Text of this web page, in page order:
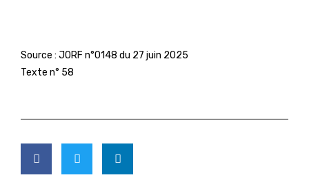
Source : JORF n°0148 du 27 juin 2025
Texte n° 58